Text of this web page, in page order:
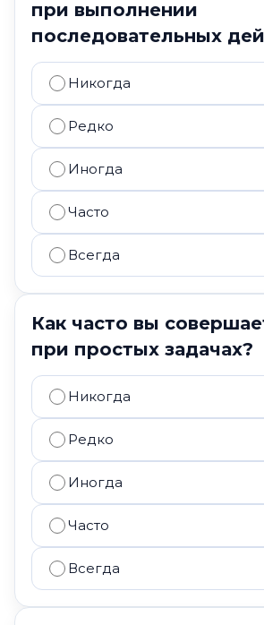
при выполнении
последовательных
Никогда
Редко
Иногда
Часто
Всегда
Как часто вы
при простых задачах?
Никогда
Редко
Иногда
Часто
Всегда